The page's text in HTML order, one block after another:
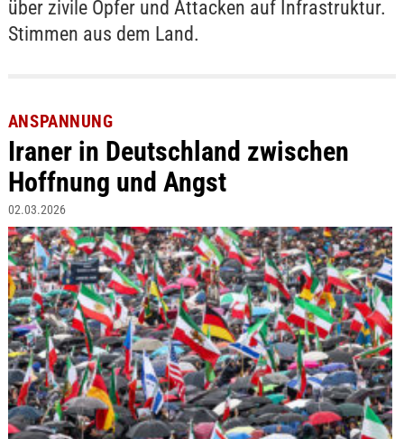
über zivile Opfer und Attacken auf Infrastruktur.
Stimmen aus dem Land.
ANSPANNUNG
Iraner in Deutschland zwischen
Hoffnung und Angst
02.03.2026